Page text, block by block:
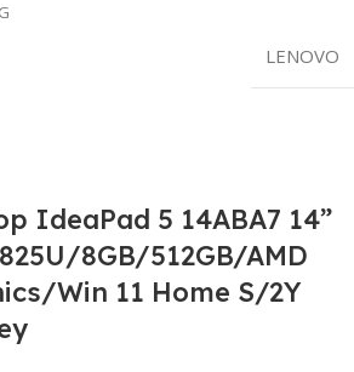
LENOVO
IdeaPad 5 14ABA7 14”
8GB/512GB/AMD
Win 11 Home S/2Y